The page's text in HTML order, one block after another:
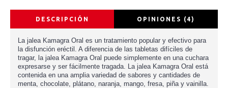
DESCRIPCIÓN OPINIONES (4)
La jalea Kamagra Oral es un tratamiento popular y efectivo para
la disfunción eréctil. A diferencia de las tabletas difíciles de
tragar, la jalea Kamagra Oral puede simplemente en una cuchara
expresarse y ser fácilmente tragada. La jalea Kamagra Oral está
contenida en una amplia variedad de sabores y cantidades de
menta, chocolate, plátano, naranja, mango, fresa, piña y vainilla.